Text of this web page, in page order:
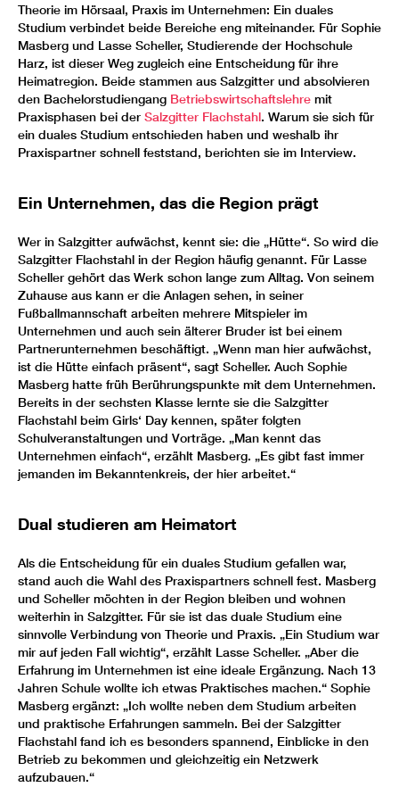
Theorie im Hörsaal, Praxis im Unternehmen: Ein duales
Studium verbindet beide Bereiche eng miteinander. Für Sophie
Masberg und Lasse Scheller, Studierende der Hochschule
Harz, ist dieser Weg zugleich eine Entscheidung für ihre
Heimatregion. Beide stammen aus Salzgitter und absolvieren
den Bachelorstudiengang Betriebswirtschaftslehre mit
Praxisphasen bei der Salzgitter Flachstahl. Warum sie sich für
ein duales Studium entschieden haben und weshalb ihr
Praxispartner schnell feststand, berichten sie im Interview.
Ein Unternehmen, das die Region prägt
Wer in Salzgitter aufwächst, kennt sie: die „Hütte“. So wird die
Salzgitter Flachstahl in der Region häufig genannt. Für Lasse
Scheller gehört das Werk schon lange zum Alltag. Von seinem
Zuhause aus kann er die Anlagen sehen, in seiner
Fußballmannschaft arbeiten mehrere Mitspieler im
Unternehmen und auch sein älterer Bruder ist bei einem
Partnerunternehmen beschäftigt. „Wenn man hier aufwächst,
ist die Hütte einfach präsent“, sagt Scheller. Auch Sophie
Masberg hatte früh Berührungspunkte mit dem Unternehmen.
Bereits in der sechsten Klasse lernte sie die Salzgitter
Flachstahl beim Girls‘ Day kennen, später folgten
Schulveranstaltungen und Vorträge. „Man kennt das
Unternehmen einfach“, erzählt Masberg. „Es gibt fast immer
jemanden im Bekanntenkreis, der hier arbeitet.“
Dual studieren am Heimatort
Als die Entscheidung für ein duales Studium gefallen war,
stand auch die Wahl des Praxispartners schnell fest. Masberg
und Scheller möchten in der Region bleiben und wohnen
weiterhin in Salzgitter. Für sie ist das duale Studium eine
sinnvolle Verbindung von Theorie und Praxis. „Ein Studium war
mir auf jeden Fall wichtig“, erzählt Lasse Scheller. „Aber die
Erfahrung im Unternehmen ist eine ideale Ergänzung. Nach 13
Jahren Schule wollte ich etwas Praktisches machen.“ Sophie
Masberg ergänzt: „Ich wollte neben dem Studium arbeiten
und praktische Erfahrungen sammeln. Bei der Salzgitter
Flachstahl fand ich es besonders spannend, Einblicke in den
Betrieb zu bekommen und gleichzeitig ein Netzwerk
aufzubauen.“